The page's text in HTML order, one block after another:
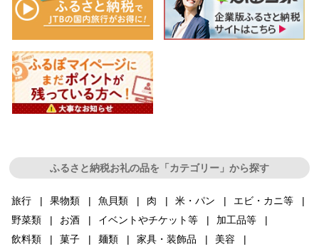
ふるさと納税お礼の品を「カテゴリー」から探す
旅行 果物類 魚貝類 肉 米・パン
エビ・カニ等
野菜類
お酒 イベントやチケット等
加工品等
飲料類
菓子 麺類 家具・装飾品
美容